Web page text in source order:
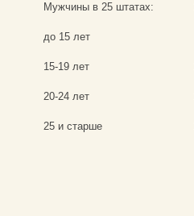
Мужчины в 25 штатах:
до 15 лет
15-19 лет
20-24 лет
25 и старше